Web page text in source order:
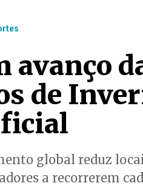
avanço
de
global reduz
a recorrerem